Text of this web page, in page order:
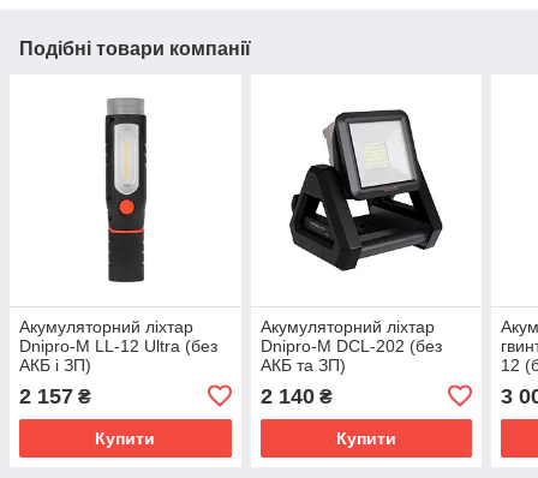
Подібні товари компанії
Акумуляторний ліхтар
Dnipro-M LL-12 Ultra (без
АКБ і ЗП)
2 157 ₴
Купити
Акумуляторний ліхтар
Dnipro-M DCL-202 (без
АКБ та ЗП)
2 140₴
Купити
12
3